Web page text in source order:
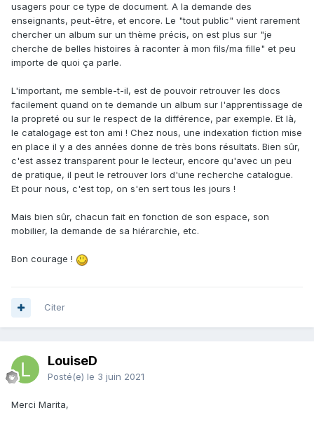
usagers pour ce type de document. A la demande des
enseignants, peut-être, et encore. Le "tout public" vient rarement
chercher un album sur un thème précis, on est plus sur "je
cherche de belles histoires à raconter à mon fils/ma fille" et peu
importe de quoi ça parle.
L'important, me semble-t-il, est de pouvoir retrouver les docs
facilement quand on te demande un album sur l'apprentissage de
la propreté ou sur le respect de la différence, par exemple. Et là,
le catalogage est ton ami ! Chez nous, une indexation fiction mise
en place il y a des années donne de très bons résultats. Bien sûr,
c'est assez transparent pour le lecteur, encore qu'avec un peu
de pratique, il peut le retrouver lors d'une recherche catalogue.
Et pour nous, c'est top, on s'en sert tous les jours !
Mais bien sûr, chacun fait en fonction de son espace, son
mobilier, la demande de sa hiérarchie, etc.
Bon courage !
Citer
LouiseD
Posté(e) le 3 juin 2021
Merci Marita,